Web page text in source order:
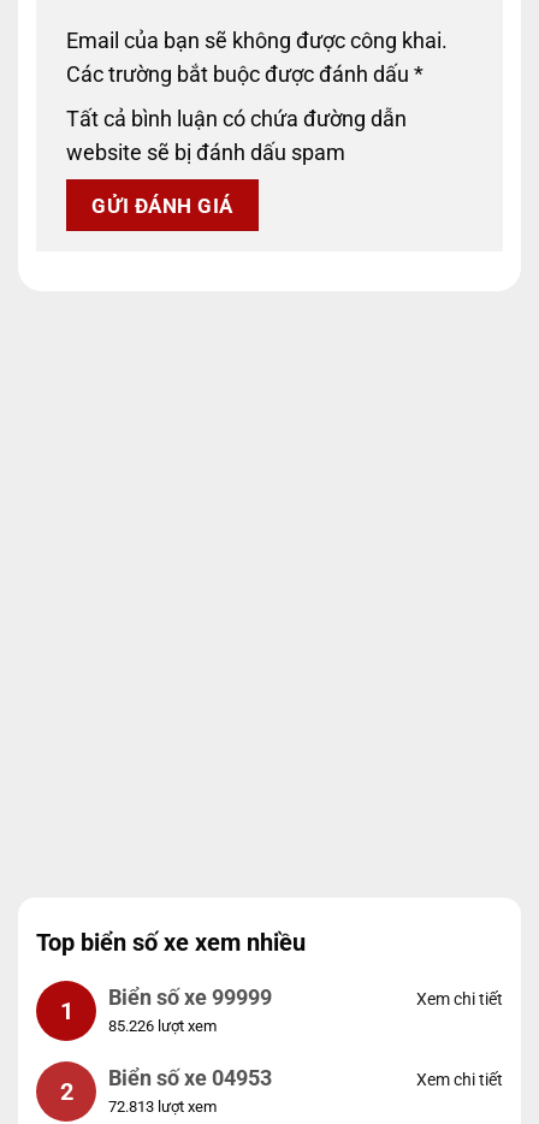
Email của bạn sẽ không được công khai.
Các trường bắt buộc được đánh dấu *
Tất cả bình luận có chứa đường dẫn
website sẽ bị đánh dấu spam
Top biển số xe xem nhiều
1 Biển số xe 99999
85.226 lượt xem
Xem chi tiết
2 Biển số xe 04953
72.813 lượt xem
Xem chi tiết